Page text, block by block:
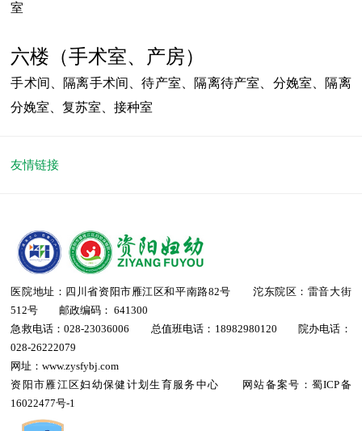
室
六楼（手术室、产房）
手术间、隔离手术间、待产室、隔离待产室、分娩室、隔离
分娩室、复苏室、接种室
友情链接
医院地址：四川省资阳市雁江区和平南路82号 沱东院区：雷音大街
512号 邮政编码： 641300
急救电话：028-23036006 总值班电话：18982980120 院办电话：
028-26222079
网址：www.zysfybj.com
资阳市雁江区妇幼保健计划生育服务中心 网站备案号： 蜀ICP备
16022477号-1